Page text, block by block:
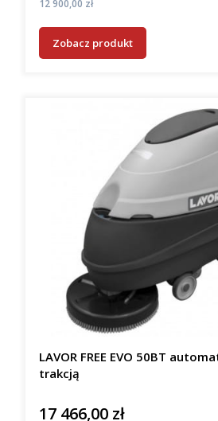
12 900,00 zł
Zobacz produkt
LAVOR FREE EVO 50BT
trakcją
Cena
17 466,00 zł